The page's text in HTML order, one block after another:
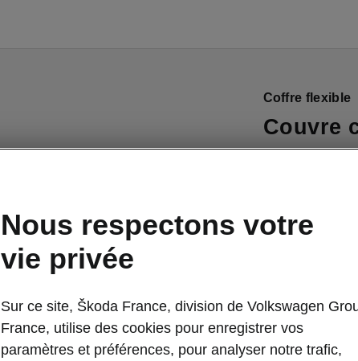
Coffre flexible
Couvre
Gardez tout
contrôle à
vous pouvez
rendre encore
Nous respectons votre
vie privée
Sur ce site, Škoda France, division de Volkswagen
France, utilise des cookies pour enregistrer vos
paramètres et préférences, pour analyser notre trafic,